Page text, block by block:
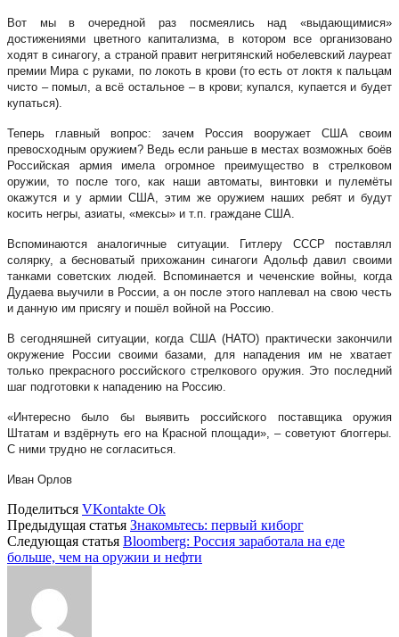
Вот мы в очередной раз посмеялись над «выдающимися»
достижениями цветного капитализма, в котором все организовано
ходят в синагогу, а страной правит негритянский нобелевский лауреат
премии Мира с руками, по локоть в крови (то есть от локтя к пальцам
чисто – помыл, а всё остальное – в крови; купался, купается и будет
купаться).
Теперь главный вопрос: зачем Россия вооружает США своим
превосходным оружием? Ведь если раньше в местах возможных боёв
Российская армия имела огромное преимущество в стрелковом
оружии, то после того, как наши автоматы, винтовки и пулемёты
окажутся и у армии США, этим же оружием наших ребят и будут
косить негры, азиаты, «мексы» и т.п. граждане США.
Вспоминаются аналогичные ситуации. Гитлеру СССР поставлял
солярку, а бесноватый прихожанин синагоги Адольф давил своими
танками советских людей. Вспоминается и чеченские войны, когда
Дудаева выучили в России, а он после этого наплевал на свою честь
и данную им присягу и пошёл войной на Россию.
В сегодняшней ситуации, когда США (НАТО) практически закончили
окружение России своими базами, для нападения им не хватает
только прекрасного российского стрелкового оружия. Это последний
шаг подготовки к нападению на Россию.
«Интересно было бы выявить российского поставщика оружия
Штатам и вздёрнуть его на Красной площади», – советуют блоггеры.
С ними трудно не согласиться.
Иван Орлов
Поделиться VKontakte Ok
Предыдущая статья Знакомьтесь: первый киборг
Следующая статья Bloomberg: Россия заработала на еде
больше, чем на оружии и нефти